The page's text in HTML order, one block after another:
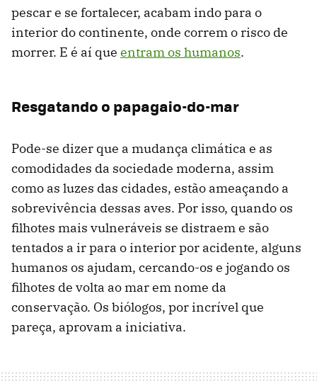
pescar e se fortalecer, acabam indo para o
interior do continente, onde correm o risco de
morrer. E é aí que entram os humanos.
Resgatando o papagaio-do-mar
Pode-se dizer que a mudança climática e as
comodidades da sociedade moderna, assim
como as luzes das cidades, estão ameaçando a
sobrevivência dessas aves. Por isso, quando os
filhotes mais vulneráveis se distraem e são
tentados a ir para o interior por acidente, alguns
humanos os ajudam, cercando-os e jogando os
filhotes de volta ao mar em nome da
conservação. Os biólogos, por incrível que
pareça, aprovam a iniciativa.